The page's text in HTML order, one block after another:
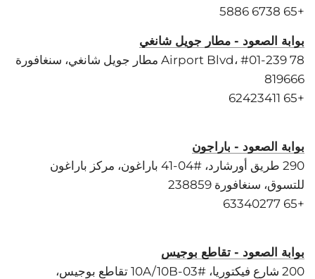
+65 6738 5886
بوابة الصعود - مطار جويل شانغي
78 Airport Blvd، #01-239 مطار جويل شانغي، سنغافورة
819666
+65 62423411
بوابة الصعود - باراجون
290 طريق أورشارد، #04-41 باراغون، مركز باراغون
للتسوق، سنغافورة 238859
+65 63340277
بوابة الصعود - تقاطع بوجيس
200 شارع فيكتوريا، #03-10A/10B تقاطع بوجيس،